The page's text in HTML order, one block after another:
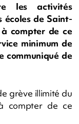
les activités
écoles de Saint-
compter de ce
minimum de
communiqué de
grève illimité du
compter de ce